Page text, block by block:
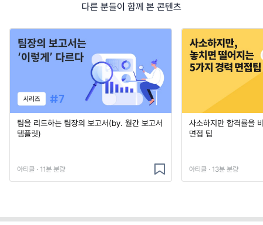
다른 분들이 함께 본 콘텐츠
팀을 리드하는 팀장의 보고서(by. 월간 보고서
템플릿)
아티클 · 11분 분량
사소하지만 합격률을
면접 팁
아티클 · 13분 분량